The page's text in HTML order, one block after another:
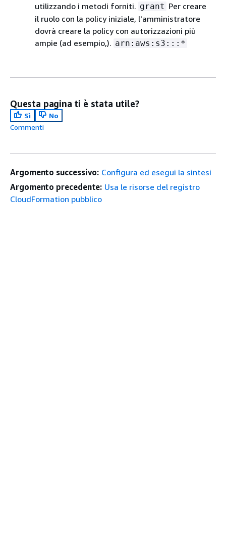
utilizzando i metodi forniti. grant Per creare
il ruolo con la policy iniziale, l'amministratore
dovrà creare la policy con autorizzazioni più
ampie (ad esempio,). arn:aws:s3:::*
Questa pagina ti è stata utile?
Sì
No
Commenti
Argomento successivo: Configura ed esegui la sintesi
Argomento precedente: Usa le risorse del registro
CloudFormation pubblico